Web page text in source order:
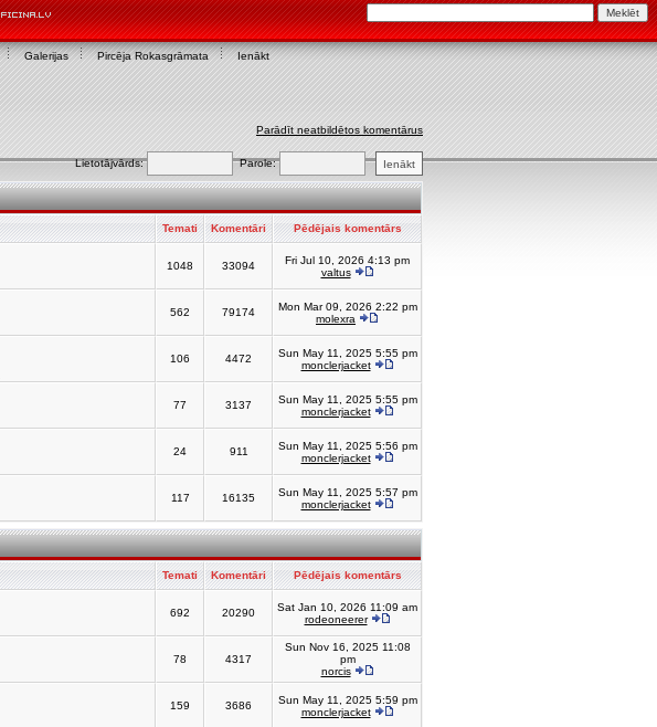
Galerijas Pircēja Rokasgrāmata Ienākt
Parādīt neatbildētos komentārus
Lietotājvārds: Parole:
Temati Komentāri Pēdējais komentārs
1048 33094
Fri Jul 10, 2026 4:13 pm
valtus
562 79174
Mon Mar 09, 2026 2:22 pm
molexra
106 4472
Sun May 11, 2025 5:55 pm
monclerjacket
77 3137
Sun May 11, 2025 5:55 pm
monclerjacket
24 911
Sun May 11, 2025 5:56 pm
monclerjacket
117 16135
Sun May 11, 2025 5:57 pm
monclerjacket
Temati Komentāri Pēdējais komentārs
692 20290
Sat Jan 10, 2026 11:09 am
rodeoneerer
78 4317
Sun Nov 16, 2025 11:08
pm
norcis
159 3686
Sun May 11, 2025 5:59 pm
monclerjacket